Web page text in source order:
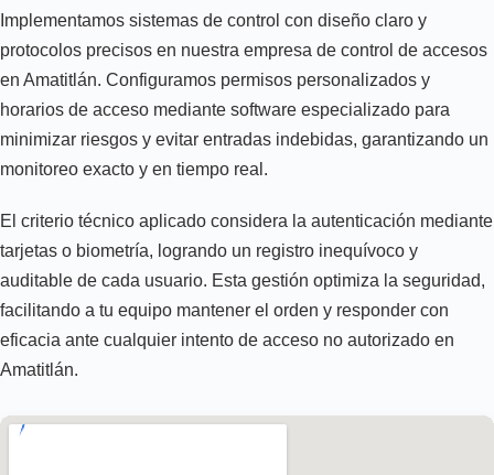
Implementamos sistemas de control con diseño claro y
protocolos precisos en nuestra empresa de control de accesos
en Amatitlán. Configuramos permisos personalizados y
horarios de acceso mediante software especializado para
minimizar riesgos y evitar entradas indebidas, garantizando un
monitoreo exacto y en tiempo real.
El criterio técnico aplicado considera la autenticación mediante
tarjetas o biometría, logrando un registro inequívoco y
auditable de cada usuario. Esta gestión optimiza la seguridad,
facilitando a tu equipo mantener el orden y responder con
eficacia ante cualquier intento de acceso no autorizado en
Amatitlán.